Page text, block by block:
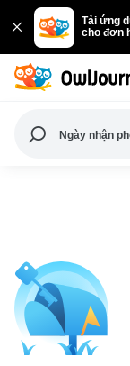
Tải ứng
cho đơn
Ngày nhận